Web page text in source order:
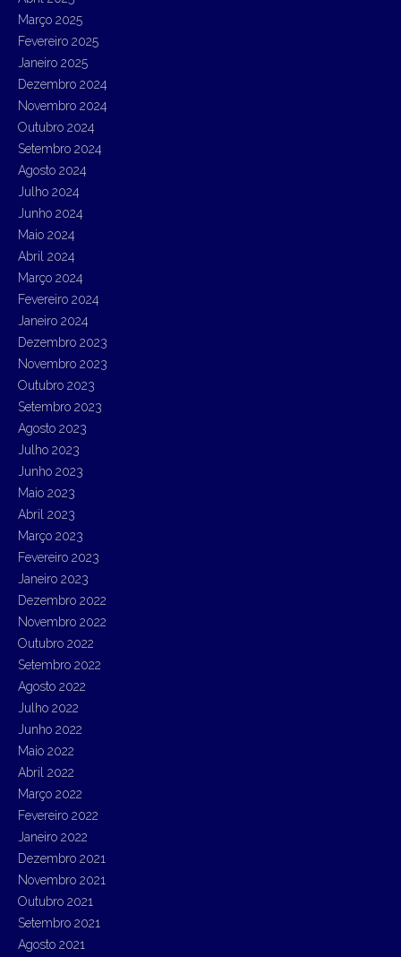
Março 2025
Fevereiro 2025
Janeiro 2025
Dezembro 2024
Novembro 2024
Outubro 2024
Setembro 2024
Agosto 2024
Julho 2024
Junho 2024
Maio 2024
Abril 2024
Março 2024
Fevereiro 2024
Janeiro 2024
Dezembro 2023
Novembro 2023
Outubro 2023
Setembro 2023
Agosto 2023
Julho 2023
Junho 2023
Maio 2023
Abril 2023
Março 2023
Fevereiro 2023
Janeiro 2023
Dezembro 2022
Novembro 2022
Outubro 2022
Setembro 2022
Agosto 2022
Julho 2022
Junho 2022
Maio 2022
Abril 2022
Março 2022
Fevereiro 2022
Janeiro 2022
Dezembro 2021
Novembro 2021
Outubro 2021
Setembro 2021
Agosto 2021